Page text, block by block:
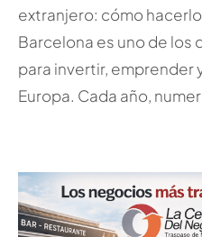
extranjero: cómo
Barcelona es uno de los
para invertir, emprender
Europa. Cada año,